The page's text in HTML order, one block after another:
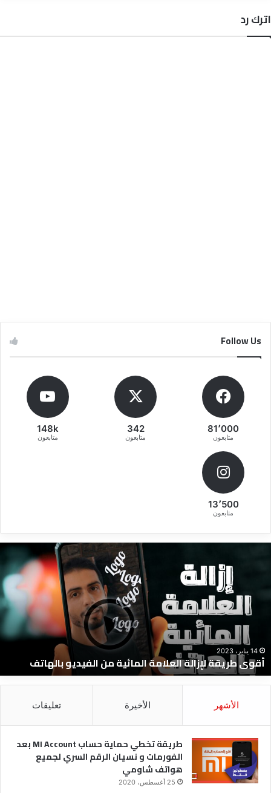
اترك رد
Follow Us
81٬000
متابعون
342
متابعون
148k
متابعون
13٬500
متابعون
المائية
الفيديو
بالهاتف
14 يناير، 2023
أقوى طريقة لإزالة العلامة المائية من الفيديو بالهاتف
الأشهر الأخيرة تعليقات
طريقة تخطي حماية حساب MI Account بعد
الفورمات و نسيان الرقم السري لجميع
هواتف شاومي
25 أغسطس، 2020